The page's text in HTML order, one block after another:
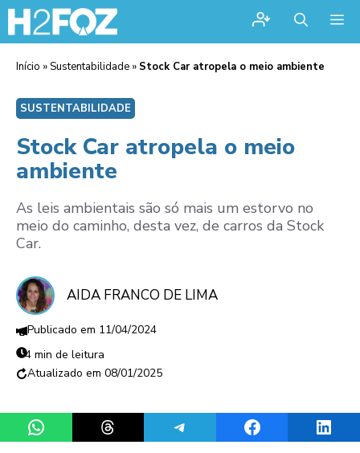
Início »Sustentabilidade » Stock Car atropela o meio ambiente
SUSTENTABILIDADE
Stock Car atropela o meio
ambiente
As leis ambientais são só mais um estorvo no
meio do caminho, desta vez, de carros da Stock
Car.
AIDA FRANCO DE LIMA
11/04/2024
4 min de leitura
08/01/2025
Share on WhatsAppShare on ThreadsShare on TelegramShare on Facebook